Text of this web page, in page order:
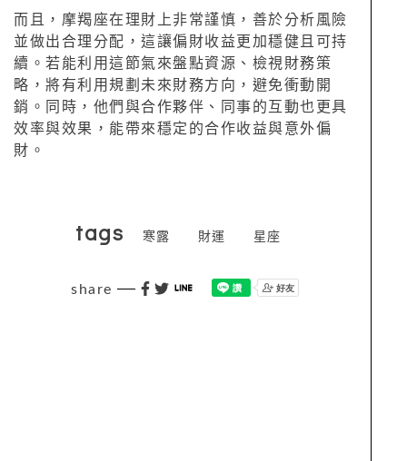
而且，摩羯座在理財上非常謹慎，善於分析風險
並做出合理分配，這讓偏財收益更加穩健且可持
續。若能利用這節氣來盤點資源、檢視財務策
略，將有利用規劃未來財務方向，避免衝動開
銷。同時，他們與合作夥伴、同事的互動也更具
效率與效果，能帶來穩定的合作收益與意外偏
財。
tags 寒露 財運 星座
share